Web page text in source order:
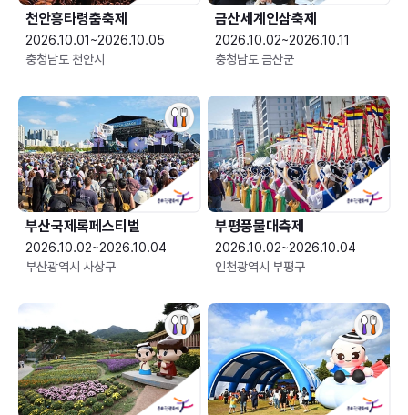
천안흥타령춤축제
2026.10.01~2026.10.05
충청남도 천안시
금산세계인삼축제
2026.10.02~2026.10.11
충청남도 금산군
부산국제록페스티벌
2026.10.02~2026.10.04
부산광역시 사상구
부평풍물대축제
2026.10.02~2026.10.04
인천광역시 부평구